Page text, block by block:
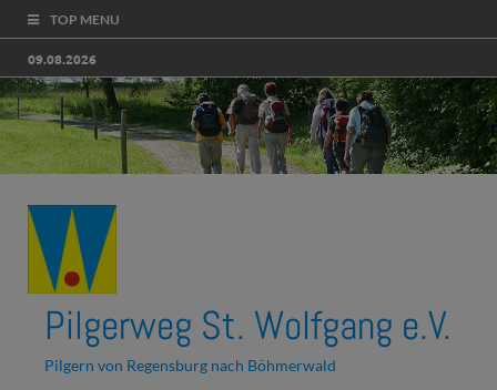
TOP MENU
09.08.2026
Pilgerweg St. Wolfgang e.V.
Pilgern von Regensburg nach Böhmerwald